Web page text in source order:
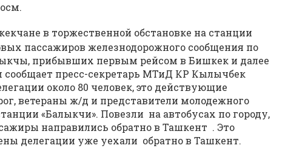
в торжественной обстановке на станции
пассажиров железнодорожного сообщения по
прибывших первым рейсом в Бишкек и далее
пресс-секретарь МТиД КР Кылычбек
около 80 человек, это действующие
ветераны ж/д и представители молодежного
«Балыкчи». Повезли на автобусах по городу,
направились обратно в Ташкент . Это
делегации уже уехали обратно в Ташкент.